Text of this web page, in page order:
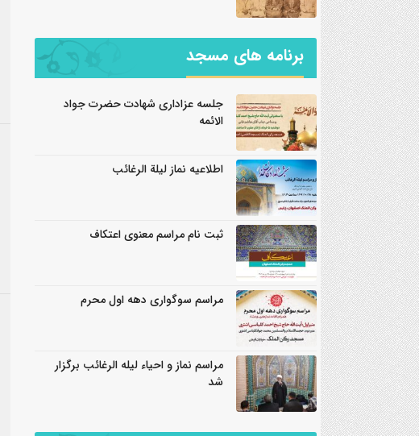
برنامه های مسجد
جلسه عزاداری شهادت حضرت جواد
الائمه
اطلاعیه نماز لیلة الرغائب
ثبت نام مراسم معنوی اعتکاف
مراسم سوگواری دهه اول محرم
مراسم نماز و احیاء لیله الرغائب برگزار
شد